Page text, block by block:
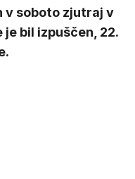
v soboto zjutraj v
je bil izpuščen, 22.